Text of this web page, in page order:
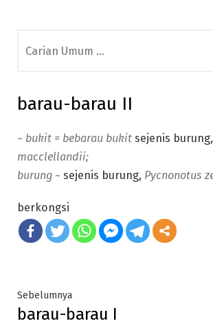
for:
barau-barau II
~ bukit = bebarau bukit sejenis burung,
macclellandii;
burung ~ sejenis burung, Pycnonotus
berkongsi
Post
navigation
SebelumnyaPrevious
post:
barau-barau I